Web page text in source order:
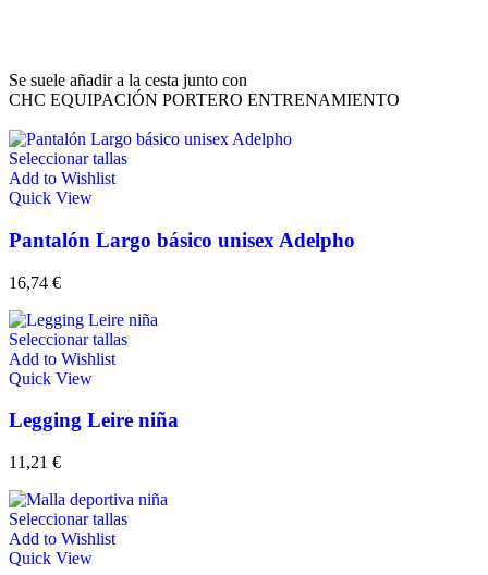
Se suele añadir a la cesta junto con
CHC EQUIPACIÓN PORTERO ENTRENAMIENTO
Seleccionar tallas
Add to Wishlist
Quick View
Pantalón Largo básico unisex Adelpho
16,74 €
Seleccionar tallas
Add to Wishlist
Quick View
Legging Leire niña
11,21 €
Seleccionar tallas
Add to Wishlist
Quick View